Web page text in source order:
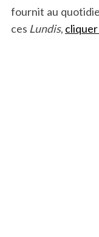
fournit au
ces Lundis, cliquer